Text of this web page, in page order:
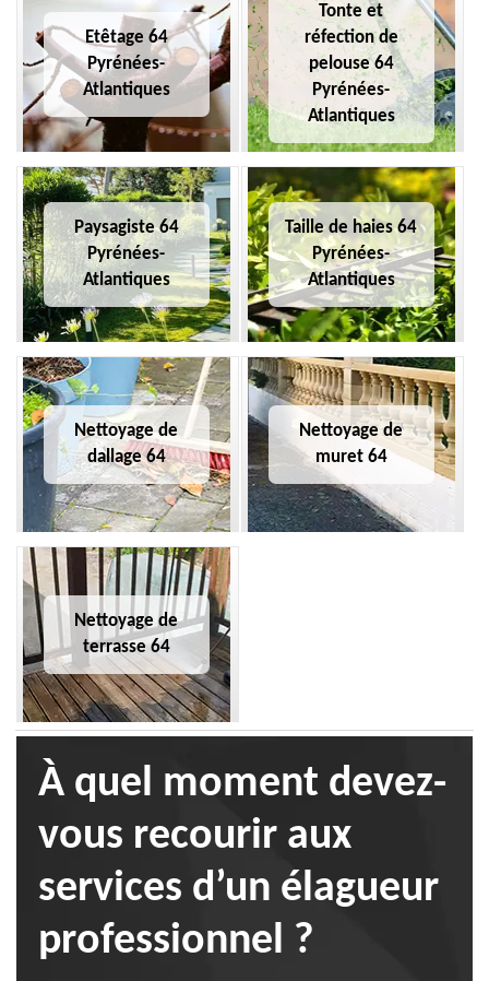
Etêtage 64
Pyrénées-
Atlantiques
Tonte et
réfection de
pelouse 64
Pyrénées-
Atlantiques
Paysagiste 64
Pyrénées-
Atlantiques
Taille de haies 64
Pyrénées-
Atlantiques
Nettoyage de
dallage 64
Nettoyage de
muret 64
Nettoyage de
terrasse 64
À quel moment devez-
vous recourir aux
services d’un élagueur
professionnel ?